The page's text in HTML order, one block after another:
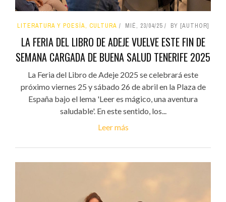
LITERATURA Y POESÍA, CULTURA MIÉ, 23/04/25 BY [AUTHOR]
LA FERIA DEL LIBRO DE ADEJE VUELVE ESTE FIN DE
SEMANA CARGADA DE BUENA SALUD TENERIFE 2025
La Feria del Libro de Adeje 2025 se celebrará este
próximo viernes 25 y sábado 26 de abril en la Plaza de
España bajo el lema 'Leer es mágico, una aventura
saludable'. En este sentido, los...
Leer más